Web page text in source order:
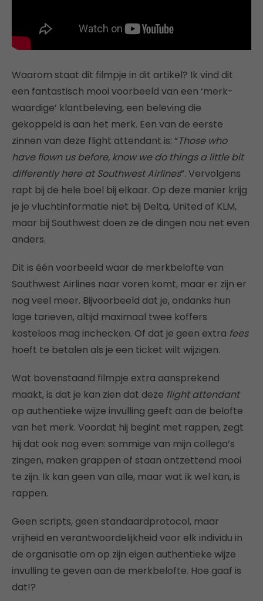
Waarom staat dit filmpje in dit artikel? Ik vind dit
een fantastisch mooi voorbeeld van een ‘merk-
waardige’ klantbeleving, een beleving die
gekoppeld is aan het merk. Een van de eerste
zinnen van deze flight attendant is: “Those who
have flown us before, know we do things a little bit
differently here at Southwest Airlines”. Vervolgens
rapt bij de hele boel bij elkaar. Op deze manier krijg
je je vluchtinformatie niet bij Delta, United of KLM,
maar bij Southwest doen ze de dingen nou net even
anders.
Dit is één voorbeeld waar de merkbelofte van
Southwest Airlines naar voren komt, maar er zijn er
nog veel meer. Bijvoorbeeld dat je, ondanks hun
lage tarieven, altijd maximaal twee koffers
kosteloos mag inchecken. Of dat je geen extra fees
hoeft te betalen als je een ticket wilt wijzigen.
Wat bovenstaand filmpje extra aansprekend
maakt, is dat je kan zien dat deze flight attendant
op authentieke wijze invulling geeft aan de belofte
van het merk. Voordat hij begint met rappen, zegt
hij dat ook nog even: sommige van mijn collega’s
zingen, maken grappen of staan ontzettend mooi
te zijn. Ik kan geen van alle, maar wat ik wel kan, is
rappen.
Geen scripts, geen standaardprotocol, maar
vrijheid en verantwoordelijkheid voor elk individu in
de organisatie om op zijn eigen authentieke wijze
invulling te geven aan de merkbelofte. Hoe gaaf is
dat!?